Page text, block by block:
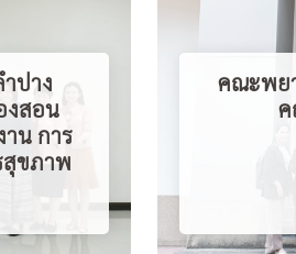
ปาง
งสอน
น การ
ขภาพ
คณะพย